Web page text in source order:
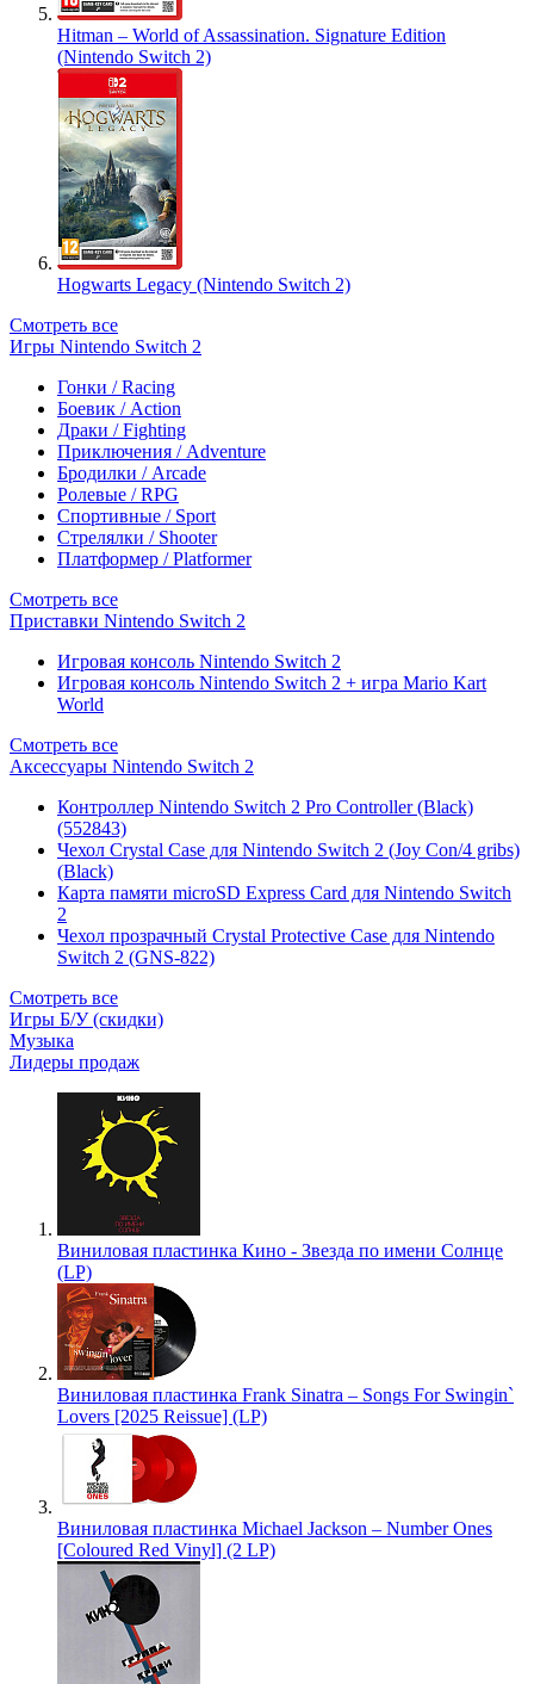
Hitman – World of Assassination. Signature Edition
(Nintendo Switch 2)
Hogwarts Legacy (Nintendo Switch 2)
Смотреть все
Игры Nintendo Switch 2
Гонки / Racing
Боевик / Action
Драки / Fighting
Приключения / Adventure
Бродилки / Arcade
Ролевые / RPG
Спортивные / Sport
Стрелялки / Shooter
Платформер / Platformer
Смотреть все
Приставки Nintendo Switch 2
Игровая консоль Nintendo Switch 2
Игровая консоль Nintendo Switch 2 + игра Mario Kart
World
Смотреть все
Аксессуары Nintendo Switch 2
Контроллер Nintendo Switch 2 Pro Controller (Black)
(552843)
Чехол Сrystal Сase для Nintendo Switch 2 (Joy Con/4 gribs)
(Black)
Карта памяти microSD Express Card для Nintendo Switch
2
Чехол прозрачный Crystal Protective Case для Nintendo
Switch 2 (GNS-822)
Смотреть все
Игры Б/У (скидки)
Музыка
Лидеры продаж
Виниловая пластинка Кино - Звезда по имени Солнце
(LP)
Виниловая пластинка Frank Sinatra – Songs For Swingin`
Lovers [2025 Reissue] (LP)
Виниловая пластинка Michael Jackson – Number Ones
[Coloured Red Vinyl] (2 LP)